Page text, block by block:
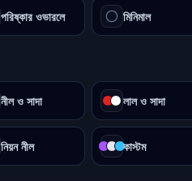
পরিষ্কার ওভারলে মিনিমাল
নীল ও সাদা লাল ও সাদা
নিয়ন নীল কাস্টম